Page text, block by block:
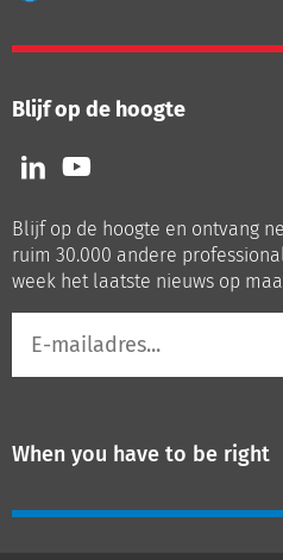
Blijf op de hoogte
Volg
ons
LinkedIn
Volg
ons
Youtube
Blijf op de hoogte en ontvang
ruim 30.000 andere
week het laatste nieuws op
mailadres
When you have to be right